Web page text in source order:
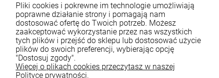
Moje konto
Płatności i dostawa
Informacje
O nas
Pliki cookies i pokrewne im technologie umożliwiają
poprawne działanie strony i pomagają nam
dostosować ofertę do Twoich potrzeb. Możesz
zaakceptować wykorzystanie przez nas wszystkich
tych plików i przejść do sklepu lub dostosować użycie
plików do swoich preferencji, wybierając opcję
"Dostosuj zgody".
Więcej o plikach cookies przeczytasz w naszej
Polityce prywatności.